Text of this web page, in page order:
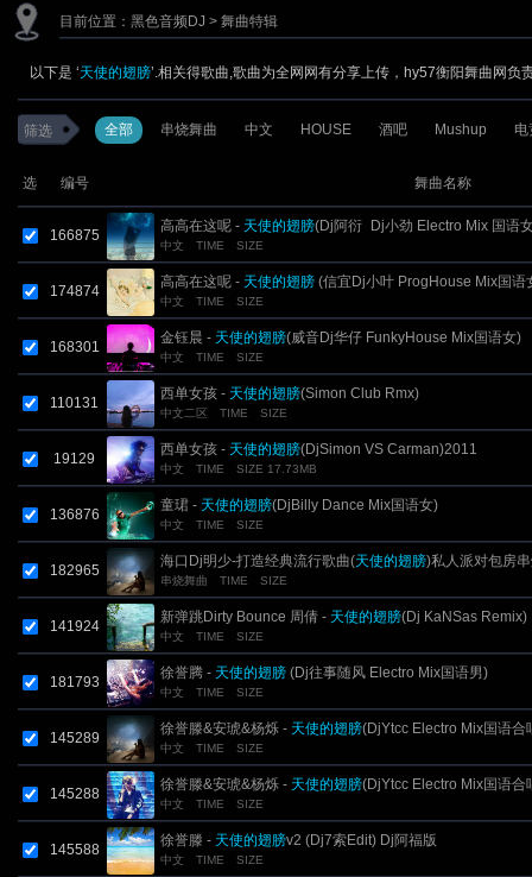
目前位置： 黑色音频DJ > 舞曲特辑
以下是 ‘天使的翅膀’.相关得歌曲,歌曲为全网网有分享上传，hy57衡阳舞曲网负
筛选 全部 串烧舞曲 中文 HOUSE 酒吧 Mushup 电
选 编号 舞曲名称
166875
高高在这呢 - 天使的翅膀(Dj阿衍_Dj小劲 Electro Mix 国语
中文 TIME SIZE
174874
高高在这呢 - 天使的翅膀 (信宜Dj小叶 ProgHouse Mix国语
中文 TIME SIZE
168301
金钰晨 - 天使的翅膀(威音Dj华仔 FunkyHouse Mix国语女)
中文 TIME SIZE
110131
西单女孩 - 天使的翅膀(Simon Club Rmx)
中文二区 TIME SIZE
19129
西单女孩 - 天使的翅膀(DjSimon VS Carman)2011
中文 TIME SIZE 17.73MB
136876
童珺 - 天使的翅膀(DjBilly Dance Mix国语女)
中文 TIME SIZE
182965
海口Dj明少-打造经典流行歌曲(天使的翅膀)私人派对包房
串烧舞曲 TIME SIZE
141924
新弹跳Dirty Bounce 周倩 - 天使的翅膀(Dj KaNSas Remix)
中文 TIME SIZE
181793
徐誉腾 - 天使的翅膀 (Dj往事随风 Electro Mix国语男)
中文 TIME SIZE
145289
徐誉滕&安琥&杨烁 - 天使的翅膀(DjYtcc Electro Mix国语合
中文 TIME SIZE
145288
徐誉滕&安琥&杨烁 - 天使的翅膀(DjYtcc Electro Mix国语合
中文 TIME SIZE
145588
徐誉滕 - 天使的翅膀v2 (Dj7索Edit) Dj阿福版
中文 TIME SIZE